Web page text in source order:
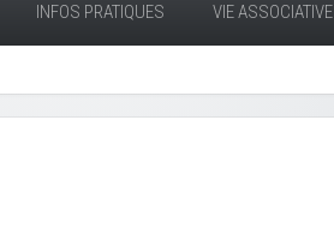
INFOS PRATIQUES VIE ASSOCIATIVE